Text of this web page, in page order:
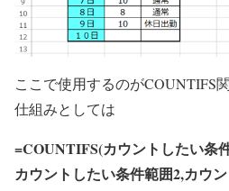
ここで使用するのがCOUNTIFS関
仕組みとしては
=COUNTIFS(カウントしたい条
カウントしたい条件範囲2,カウ